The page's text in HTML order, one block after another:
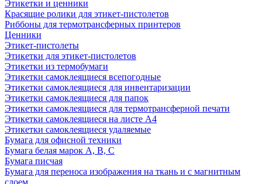
Этикетки и ценники
Красящие ролики для этикет-пистолетов
Риббоны для термотрансферных принтеров
Ценники
Этикет-пистолеты
Этикетки для этикет-пистолетов
Этикетки из термобумаги
Этикетки самоклеящиеся всепогодные
Этикетки самоклеящиеся для инвентаризации
Этикетки самоклеящиеся для папок
Этикетки самоклеящиеся для термотрансферной печати
Этикетки самоклеящиеся на листе А4
Этикетки самоклеящиеся удаляемые
Бумага для офисной техники
Бумага белая марок А, В, С
Бумага писчая
Бумага для переноса изображения на ткань и с магнитным
слоем